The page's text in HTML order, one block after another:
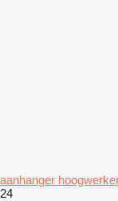
aanhanger
24